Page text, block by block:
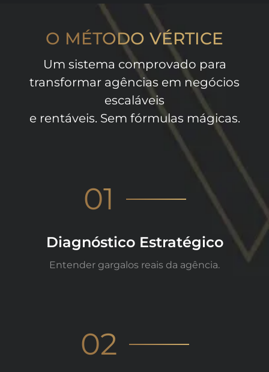
O MÉTODO VÉRTICE
Um sistema comprovado para
transformar agências em negócios
escaláveis
e rentáveis. Sem fórmulas mágicas.
01
Diagnóstico Estratégico
Entender gargalos reais da agência.
02